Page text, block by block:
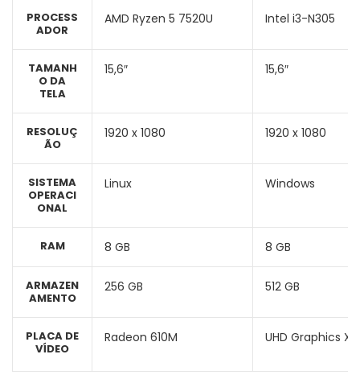
PROCESS
ADOR
TAMANH
O DA
TELA
RESOLUÇ
ÃO
SISTEMA
OPERACI
ONAL
RAM
ARMAZEN
AMENTO
PLACA DE
VÍDEO
AMD Ryzen 5 7520U
15,6″
1920 x 1080
Linux
8 GB
256 GB
Radeon 610M
Intel i3-N305
15,6″
1920 x 1080
Windows
8 GB
512 GB
UHD Graphics Xe